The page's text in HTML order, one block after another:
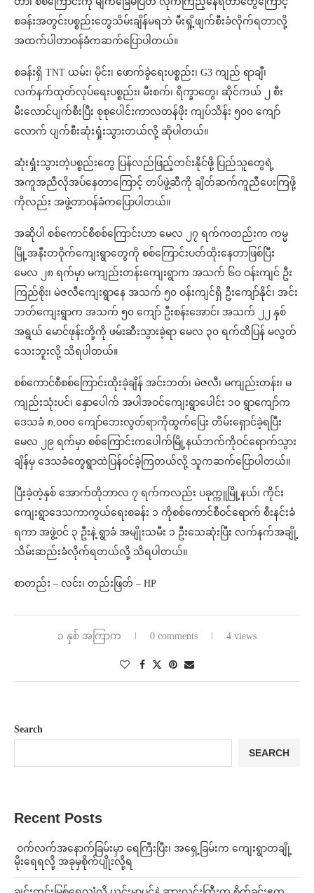
စခန်းအတွင်းပစ္စည်းတွေသိမ်းချိန်မရဘဲ မီးရှို့ဖျက်စီးခံလိုက်ရတာလို့
အထက်ပါတာဝန်ခံကဆက်ပြောပါတယ်။
စခန်းရှိ TNT ယမ်း၊ မိုင်း၊ ဖောက်ခွဲရေးပစ္စည်း၊ G3 ကျည် ရာချီ၊
လက်နက်ထုတ်လုပ်ရေးပစ္စည်း၊ မီးစက်၊ ရိက္ခာတွေ၊ ဆိုင်ကယ် ၂ စီး
မီးလောင်ပျက်စီးပြီး စုစုပေါင်းကာလတန်ဖိုး ကျပ်သိန်း ၅၀၀ ကျော်
လောက် ပျက်စီးဆုံးရှုံးသွားတယ်လို့ ဆိုပါတယ်။
ဆုံးရှုံးသွားတဲ့ပစ္စည်းတွေ ပြန်လည်ဖြည့်တင်းနိုင်ဖို့ ပြည်သူတွေရဲ့
အကူအညီလိုအပ်နေတာကြောင့် တပ်ဖွဲ့ဆီကို ချိတ်ဆက်ကူညီပေးကြဖို့
ကိုလည်း အဖွဲ့တာဝန်ခံကပြောပါတယ်။
အဆိုပါ စစ်ကောင်စီစစ်ကြောင်းဟာ မေလ ၂၇ ရက်ကတည်းက ကမ္မ
မြို့အနီးတဝိုက်ကျေးရွာတွေကို စစ်ကြောင်းပတ်ထိုးနေတာဖြစ်ပြီး
မေလ ၂၈ ရက်မှာ မကျည်းတန်းကျေးရွာက အသက် ၆၀ ဝန်းကျင် ဦး
ကြည်စိုး၊ မဲဇလီကျေးရွာနေ အသက် ၅၀ ဝန်းကျင်ရှိ ဦးကျော်နိုင်၊ အင်း
ဘတ်ကျေးရွာက အသက် ၅၀ ကျော် ဦးစန်းအောင်၊ အသက် ၂၂ နှစ်
အရွယ် မောင်ဖုန်းတို့ကို ဖမ်းဆီးသွားခဲ့ရာ မေလ ၃၀ ရက်ထိပြန် မလွတ်
သေးဘူးလို့ သိရပါတယ်။
စစ်ကောင်စီစစ်ကြောင်းထိုးခဲ့ချိန် အင်းဘတ်၊ မဲဇလီ၊ မကျည်းတန်း၊ မ
ကျည်းသုံးပင်၊ နှောပေါက် အပါအဝင်ကျေးရွာပေါင်း ၁၀ ရွာကျော်က
ဒေသခံ ၈,၀၀၀ ကျော်ဘေးလွတ်ရာကိုထွက်ပြေး တိမ်းရှောင်ခဲ့ရပြီး
မေလ ၂၉ ရက်မှာ စစ်ကြောင်းကပေါက်မြို့နယ်ဘက်ကိုဝင်ရောက်သွား
ချိန်မှ ဒေသခံတွေရွာထဲပြန်ဝင်ခဲ့ကြတယ်လို့ သူကဆက်ပြောပါတယ်။
ပြီးခဲ့တဲ့နှစ် အောက်တိုဘာလ ၇ ရက်ကလည်း ပခုက္ကူမြို့နယ်၊ ကိုင်း
ကျေးရွာဒေသကာကွယ်ရေးစခန်း ၁ ကိုစစ်ကောင်စီဝင်ရောက် စီးနင်းခံ
ရကာ အဖွဲ့ဝင် ၃ ဦးနဲ့ ရွာခံ အမျိုးသမီး ၁ ဦးသေဆုံးပြီး လက်နက်အချို့
သိမ်းဆည်းခံလိုက်ရတယ်လို့ သိရပါတယ်။
စာတည်း – လင်း၊ တည်းဖြတ် – HP
၁ နှစ် အကြာက 0 comments 4 views
Search
SEARCH
Recent Posts
⁩ ⁨ဝက်လက်အနောက်ခြမ်းမှာ ရေကြီးပြီး၊ အရှေ့ခြမ်းက ကျေးရွာတချို့
မိုးရေရလို့ အခုမှစိုက်ပျိုးလို့ရ